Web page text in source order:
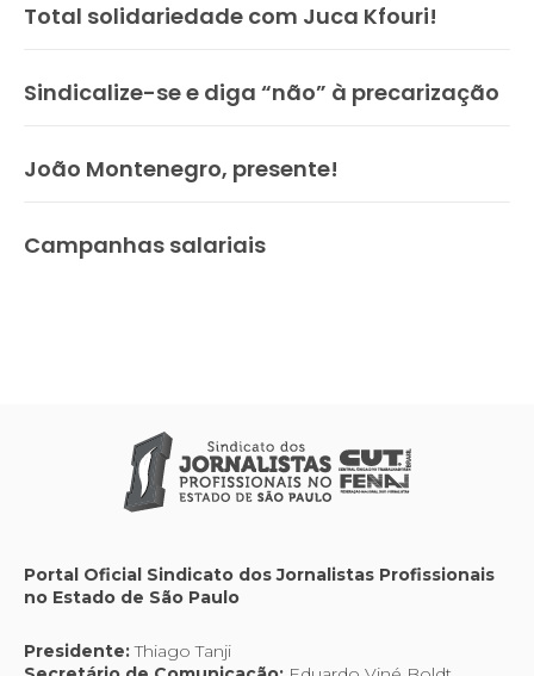
Total solidariedade com Juca Kfouri!
Sindicalize-se e diga “não” à precarização
João Montenegro, presente!
Campanhas salariais
Portal Oficial Sindicato dos Jornalistas Profissionais
no Estado de São Paulo
Presidente:Thiago Tanji